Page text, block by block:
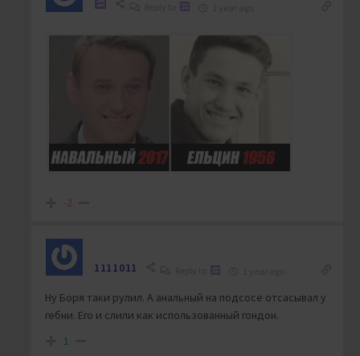
-2
1111011
Ну Боря таки рулил. А анальный на подсосе отсасывал у
гебни. Его и слили как использованный гондон.
1